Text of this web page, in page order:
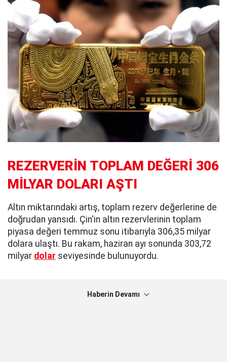
REZERVERİN TOPLAM DEĞERİ 306
MİLYAR DOLARI AŞTI
Altın miktarındaki artış, toplam rezerv değerlerine de
doğrudan yansıdı. Çin'in altın rezervlerinin toplam
piyasa değeri temmuz sonu itibarıyla 306,35 milyar
dolara ulaştı. Bu rakam, haziran ayı sonunda 303,72
milyar dolar seviyesinde bulunuyordu.
Haberin Devamı